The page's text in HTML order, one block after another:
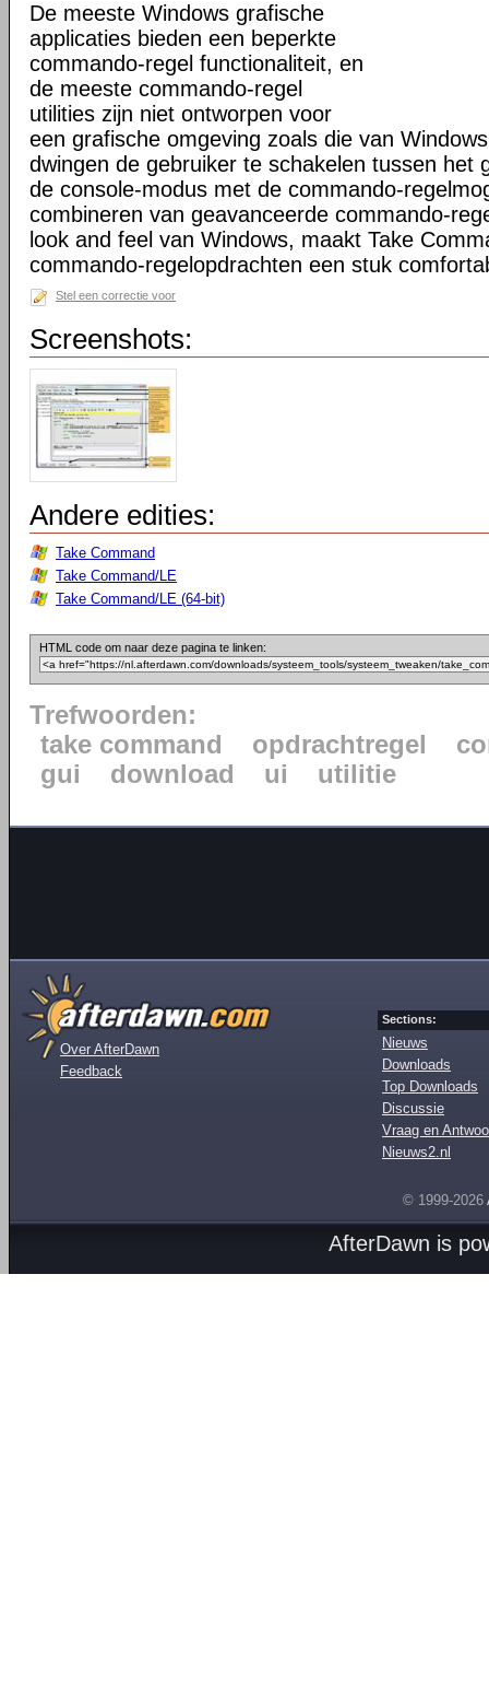
De meeste Windows grafische
applicaties bieden een beperkte
commando-regel functionaliteit, en
de meeste commando-regel
utilities zijn niet ontworpen voor
een grafische omgeving zoals die van
dwingen de gebruiker te schakelen tussen het
de console-modus met de commando-
combineren van geavanceerde commando-
look and feel van Windows, maakt Take
commando-regelopdrachten een stuk
Stel een correctie voor
Screenshots:
Andere edities:
Take Command
Take Command/LE
Take Command/LE (64-bit)
HTML code om naar deze pagina te linken:
Trefwoorden:
take command
opdrachtregel
gui
download ui utilitie
Over AfterDawn
Feedback
Sections:
Nieuws
Downloads
Top Downloads
Discussie
Vraag en
Nieuws2.nl
© 1999-2026
AfterDawn is